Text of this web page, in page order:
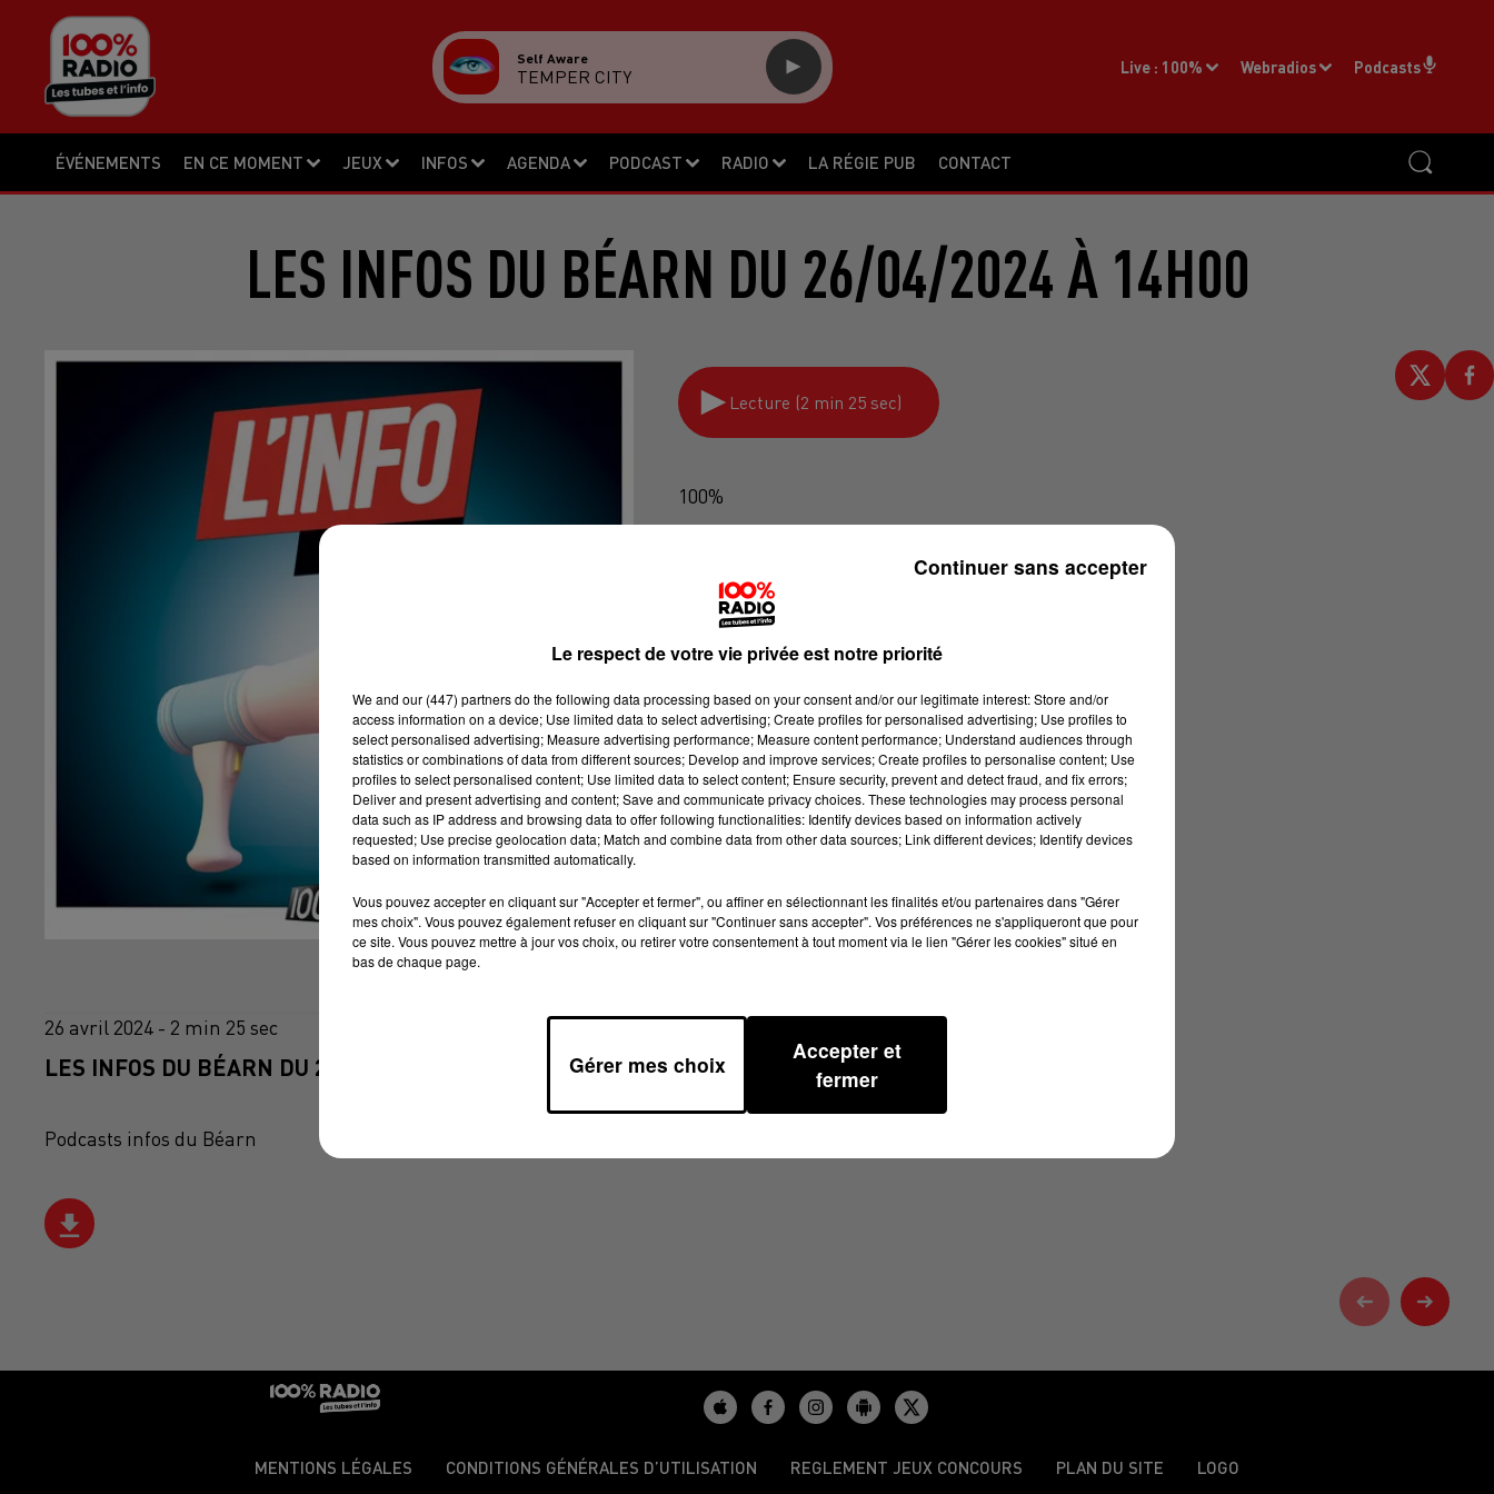
ÉVÉNEMENTS EN CE MOMENT JEUX INFOS AGENDA PODCAST RADIO LA RÉGIE PUB CONTACT
Live : 100% Webradios Podcasts
Self Aware
TEMPER CITY
LES INFOS DU BÉARN DU 26/04/2024 À 14H00
Lecture (2 min 25 sec)
100%
26 avril 2024 - 2 min 25 sec
LES INFOS DU BÉARN DU 26/04/2024 À 14H00
Podcasts infos du Béarn
MENTIONS LÉGALES CONDITIONS GÉNÉRALES D’UTILISATION REGLEMENT JEUX CONCOURS PLAN DU SITE LOGO
Le respect de votre vie privée est notre priorité
We and our (447) partnersdo the following data processing based on your consent and/or our legitimate interest: Store and/or
access information on a device; Use limited data to select advertising; Create profiles for personalised advertising; Use profiles to
select personalised advertising; Measure advertising performance; Measure content performance; Understand audiences through
statistics or combinations of data from different sources; Develop and improve services; Create profiles to personalise content; Use
profiles to select personalised content; Use limited data to select content; Ensure security, prevent and detect fraud, and fix errors;
Deliver and present advertising and content; Save and communicate privacy choices. These technologies may process personal
data such as IP address and browsing data to offer following functionalities: Identify devices based on information actively
requested; Use precise geolocation data; Match and combine data from other data sources; Link different devices; Identify devices
based on information transmitted automatically.
Vous pouvez accepter en cliquant sur "Accepter et fermer", ou affiner en sélectionnant les finalités et/ou partenaires dans "Gérer
mes choix". Vous pouvez également refuser en cliquant sur "Continuer sans accepter". Vos préférences ne s'appliqueront que pour
ce site. Vous pouvez mettre à jour vos choix, ou retirer votre consentement à tout moment via le lien "Gérer les cookies" situé en
bas de chaque page.
Gérer mes choix
Accepter et
fermer
Continuer sans accepter